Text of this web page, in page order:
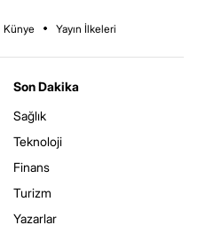
Künye Yayın İlkeleri
Son Dakika
Sağlık
Teknoloji
Finans
Turizm
Yazarlar